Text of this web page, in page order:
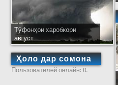
Тӯфонҳои харобкори
август
Ҳоло дар сомона
Пользователей онлайн: 0.